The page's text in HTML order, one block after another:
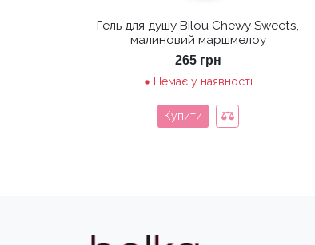
Гель для душу Bilou Chewy Sweets,
малиновий маршмелоу
265 грн
Немає у наявності
Купити